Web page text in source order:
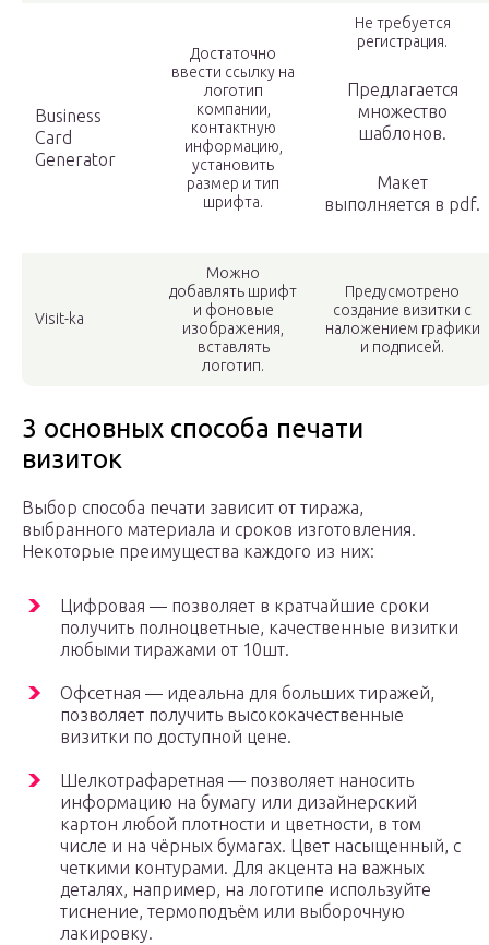
Business
Card
Generator
Достаточно
ввести ссылку на
логотип
компании,
контактную
информацию,
установить
размер и тип
шрифта.
Не требуется
регистрация.
Предлагается
множество
шаблонов.
Макет
выполняется в pdf.
Visit-ka
Можно
добавлять шрифт
и фоновые
изображения,
вставлять
логотип.
Предусмотрено
создание визитки с
наложением графики
и подписей.
3 основных cпособа печати
визиток
Выбор способа печати зависит от тиража,
выбранного материала и сроков изготовления.
Некоторые преимущества каждого из них:
Цифровая — позволяет в кратчайшие сроки
получить полноцветные, качественные визитки
любыми тиражами от 10шт.
Офсетная — идеальна для больших тиражей,
позволяет получить высококачественные
визитки по доступной цене.
Шелкотрафаретная — позволяет наносить
информацию на бумагу или дизайнерский
картон любой плотности и цветности, в том
числе и на чёрных бумагах. Цвет насыщенный, с
четкими контурами. Для акцента на важных
деталях, например, на логотипе используйте
тиснение, термоподъём или выборочную
лакировку.